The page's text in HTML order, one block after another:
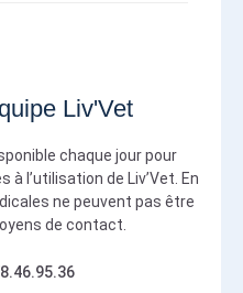
Liv'Vet
chaque jour pour
l’utilisation de Liv’Vet. En
ne peuvent pas être
de contact.